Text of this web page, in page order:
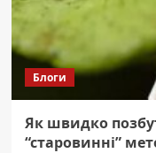
Блоги
Як швидко
“старовинні”